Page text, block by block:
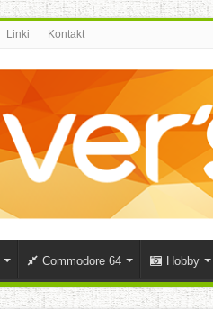
Linki Kontakt
Commodore 64 Hobby